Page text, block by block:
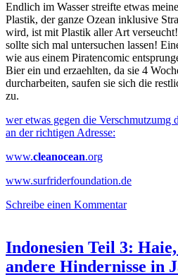
Endlich im Wasser streifte etwas
Plastik, der ganze Ozean inklusive
wird, ist mit Plastik aller Art
sollte sich mal untersuchen lassen!
wie aus einem Piratencomic
Bier ein und erzaehlten, da sie 4
durcharbeiten, saufen sie sich die
zu.
wer etwas gegen die Verschmutzumg
an der richtigen Adresse:
www.cleanocean.org
www.surfriderfoundation.de
Schreibe einen Kommentar
Indonesien Teil 3:
andere Hindernisse in